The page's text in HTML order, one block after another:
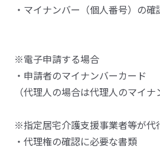
・マイナンバー（個人番号）の
※電子申請する場合
・申請者のマイナンバーカード
（代理人の場合は代理人のマイナ
※指定居宅介護支援事業者等が代
・代理権の確認に必要な書類